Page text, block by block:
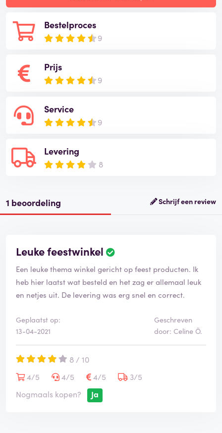
Bestelproces
9
Prijs
9
Service
9
Levering
8
1 beoordeling Schrijf een review
Leuke feestwinkel
Een leuke thema winkel gericht op feest producten. Ik
heb hier laatst wat besteld en het zag er allemaal leuk
en netjes uit. De levering was erg snel en correct.
Geplaatst op:
13-04-2021
Geschreven
door: Celine Ö.
8 / 10
4/5
4/5 4/5
3/5
Nogmaals kopen?
Ja